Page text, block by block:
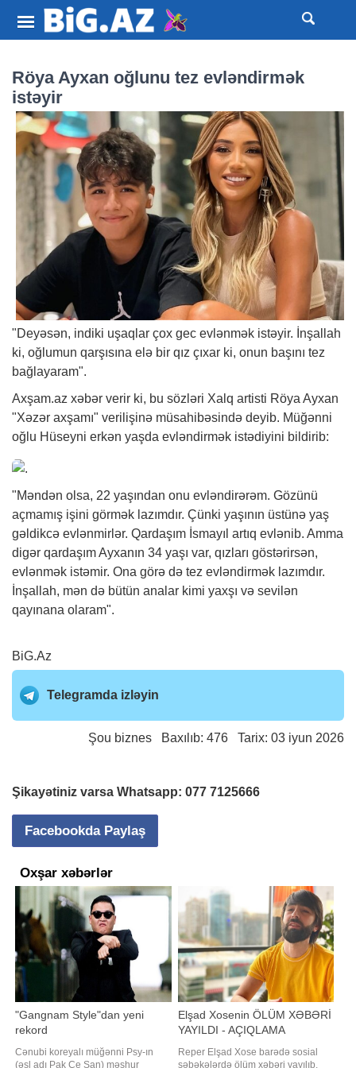
Röya Ayxan oğlunu tez evləndirmək
istəyir
"Deyəsən, indiki uşaqlar çox gec evlənmək istəyir. İnşallah
ki, oğlumun qarşısına elə bir qız çıxar ki, onun başını tez
bağlayaram".
Axşam.az xəbər verir ki, bu sözləri Xalq artisti Röya Ayxan
"Xəzər axşamı" verilişinə müsahibəsində deyib. Müğənni
oğlu Hüseyni erkən yaşda evləndirmək istədiyini bildirib:
"Məndən olsa, 22 yaşından onu evləndirərəm. Gözünü
açmamış işini görmək lazımdır. Çünki yaşının üstünə yaş
gəldikcə evlənmirlər. Qardaşım İsmayıl artıq evlənib. Amma
digər qardaşım Ayxanın 34 yaşı var, qızları göstərirsən,
evlənmək istəmir. Ona görə də tez evləndirmək lazımdır.
İnşallah, mən də bütün analar kimi yaxşı və sevilən
qayınana olaram".
BiG.Az
Telegramda izləyin
Şou biznes Baxılıb: 476 Tarix: 03 iyun 2026
Şikayətiniz varsa Whatsapp: 077 7125666
Facebookda Paylaş
Oxşar xəbərlər
"Gangnam Style"dan yeni
rekord
Cənubi koreyalı müğənni Psy-ın
(əsl adı Pak Çe San) məşhur
Elşad Xosenin ÖLÜM XƏBƏRİ
YAYILDI - AÇIQLAMA
Reper Elşad Xose barədə sosial
şəbəkələrdə ölüm xəbəri yayılıb.